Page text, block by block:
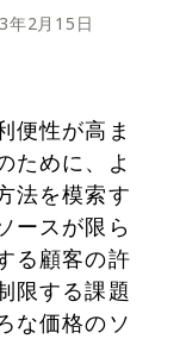
年2月15日
便性が高ま
ために、よ
法を模索す
ースが限ら
る顧客の許
限する課題
な価格のソ